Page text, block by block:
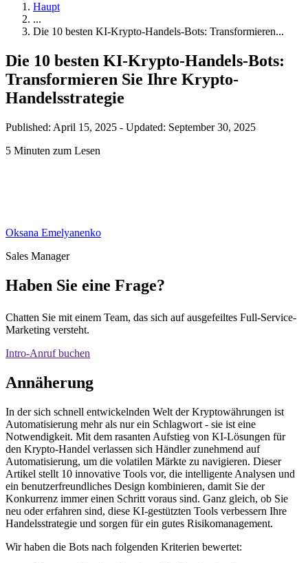
Haupt
...
Die 10 besten KI-Krypto-Handels-Bots: Transformieren...
Die 10 besten KI-Krypto-Handels-Bots:
Transformieren Sie Ihre Krypto-
Handelsstrategie
Published: April 15, 2025 - Updated: September 30, 2025
5 Minuten zum Lesen
Oksana Emelyanenko
Sales Manager
Haben Sie eine Frage?
Chatten Sie mit einem Team, das sich auf ausgefeiltes Full-Service-
Marketing versteht.
Intro-Anruf buchen
Annäherung
In der sich schnell entwickelnden Welt der Kryptowährungen ist
Automatisierung mehr als nur ein Schlagwort - sie ist eine
Notwendigkeit. Mit dem rasanten Aufstieg von KI-Lösungen für
den Krypto-Handel verlassen sich Händler zunehmend auf
Automatisierung, um die volatilen Märkte zu navigieren. Dieser
Artikel stellt 10 innovative Tools vor, die intelligente Analysen und
ein benutzerfreundliches Design kombinieren, damit Sie der
Konkurrenz immer einen Schritt voraus sind. Ganz gleich, ob Sie
neu oder erfahren sind, diese KI-gestützten Tools verbessern Ihre
Handelsstrategie und sorgen für ein gutes Risikomanagement.
Wir haben die Bots nach folgenden Kriterien bewertet: